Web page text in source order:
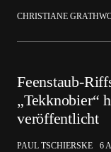
CHRISTIANE
Feenstaub-
„Tekknobier“
veröffentlicht
PAUL TSCHIERSKE 6